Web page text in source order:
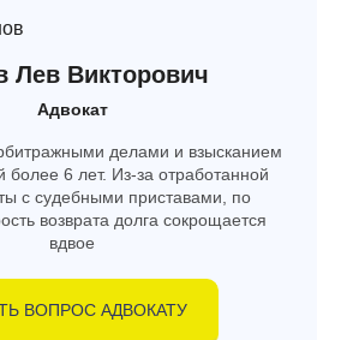
Лев Викторович
Адвокат
делами и взысканием
более 6 лет. Из-за отработанной
с судебными приставами, по
возврата долга сокрощается
вдвое
ВОПРОС АДВОКАТУ